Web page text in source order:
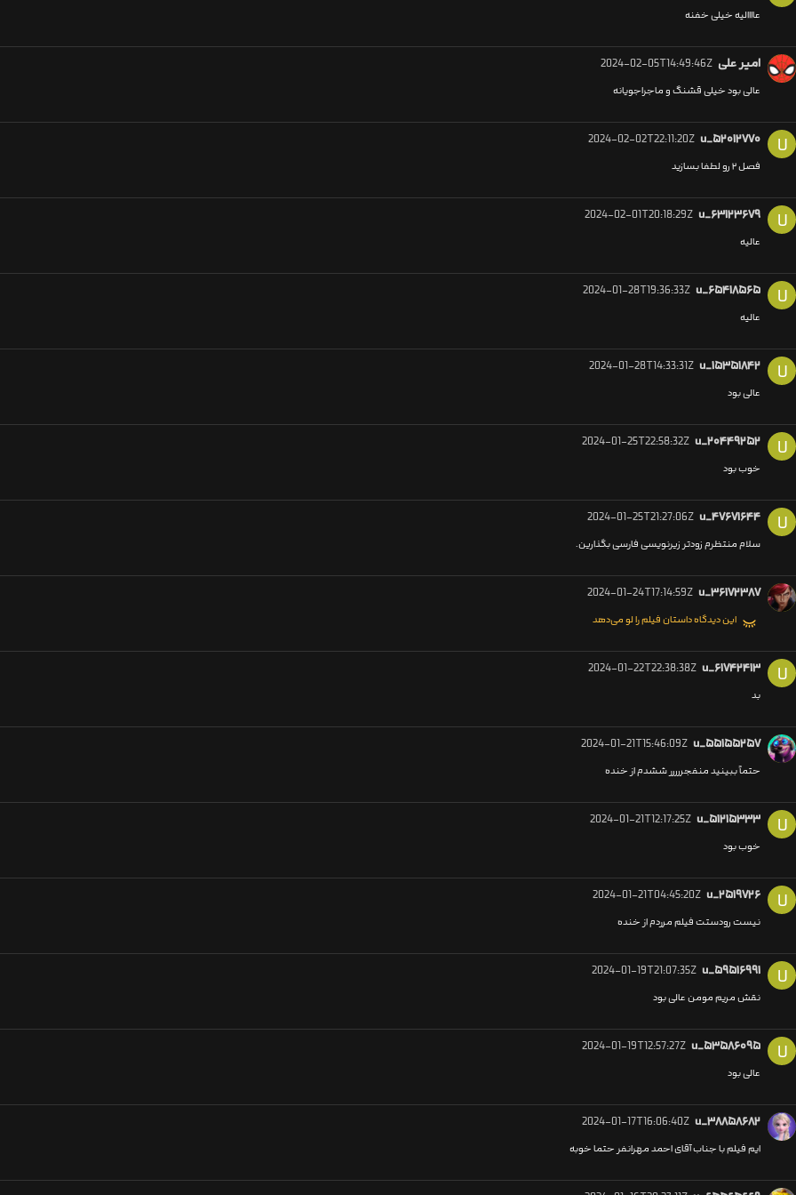
عاااالیه خیلی خفنه
امیر علی 2024-02-05T14:49:46Z
عالی بود خیلی قشنگ و ماجراجویانه
U u_۵۲۰۱۲۷۷۰ 2024-02-02T22:11:20Z
فصل ۲ رو لطفا بسازید
U u_۶۳۱۲۳۶۷۹ 2024-02-01T20:18:29Z
عالیه
U u_۶۵۴۱۸۵۶۵ 2024-01-28T19:36:33Z
عالیه
U u_۱۵۳۵۱۸۴۲ 2024-01-28T14:33:31Z
عالی بود
U u_۲۰۴۴۹۲۵۲ 2024-01-25T22:58:32Z
خوب بود
U u_۴۷۶۷۱۶۴۴ 2024-01-25T21:27:06Z
سلام منتظرم زودتر زیرنویسی فارسی بگذارین.
u_۳۶۱۷۲۳۸۷ 2024-01-24T17:14:59Z
این دیدگاه داستان فیلم را لو می‌دهد
U u_۶۱۷۴۲۴۱۳ 2024-01-22T22:38:38Z
بد
u_۵۵۱۵۵۲۵۷ 2024-01-21T15:46:09Z
حتماً ببینید منفجررررر ششدم از خنده
U u_۵۱۲۱۵۳۳۳ 2024-01-21T12:17:25Z
خوب بود
U u_۲۵۱۹۷۲۶ 2024-01-21T04:45:20Z
نیست رودستت فیلم مرردم از خنده
U u_۵۹۵۱۶۹۹۱ 2024-01-19T21:07:35Z
نقش مریم مومن عالی بود
U u_۵۳۵۸۶۰۹۵ 2024-01-19T12:57:27Z
عالی بود
u_۳۸۸۵۸۶۸۲ 2024-01-17T16:06:40Z
ایم فیلم با جناب آقای احمد مهرانفر حتما خوبه